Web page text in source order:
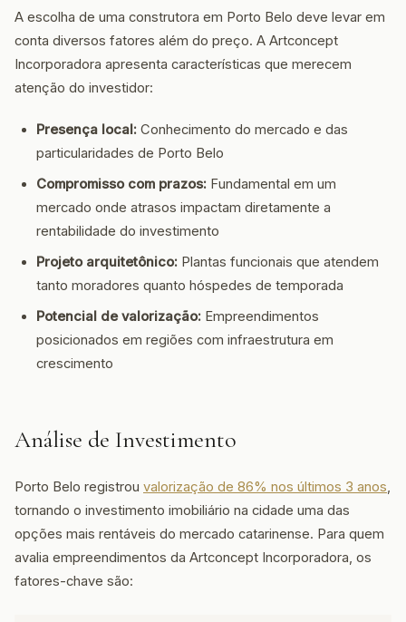
A escolha de uma construtora em Porto Belo deve levar em
conta diversos fatores além do preço. A Artconcept
Incorporadora apresenta características que merecem
atenção do investidor:
Presença local: Conhecimento do mercado e das
particularidades de Porto Belo
Compromisso com prazos: Fundamental em um
mercado onde atrasos impactam diretamente a
rentabilidade do investimento
Projeto arquitetônico: Plantas funcionais que atendem
tanto moradores quanto hóspedes de temporada
Potencial de valorização: Empreendimentos
posicionados em regiões com infraestrutura em
crescimento
Análise de Investimento
Porto Belo registrou valorização de 86% nos últimos 3 anos,
tornando o investimento imobiliário na cidade uma das
opções mais rentáveis do mercado catarinense. Para quem
avalia empreendimentos da Artconcept Incorporadora, os
fatores-chave são: